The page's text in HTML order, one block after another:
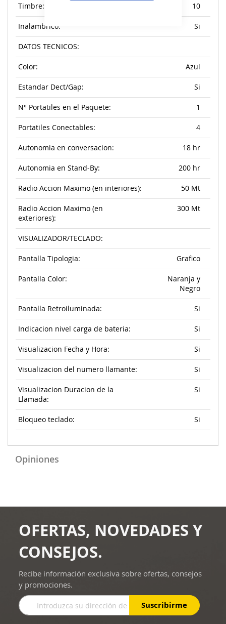
Timbre: 10
Inalambrico: Si
DATOS TECNICOS:
Color: Azul
Estandar Dect/Gap: Si
N° Portatiles en el Paquete: 1
Portatiles Conectables: 4
Autonomia en conversacion: 18 hr
Autonomia en Stand-By: 200 hr
Radio Accion Maximo (en interiores): 50 Mt
Radio Accion Maximo (en
exteriores):
300 Mt
VISUALIZADOR/TECLADO:
Pantalla Tipologia: Grafico
Pantalla Color:
Naranja y
Negro
Pantalla Retroiluminada: Si
Indicacion nivel carga de bateria: Si
Visualizacion Fecha y Hora: Si
Visualizacion del numero llamante: Si
Visualizacion Duracion de la
Llamada:
Si
Bloqueo teclado: Si
Opiniones
OFERTAS, NOVEDADES Y
CONSEJOS.
Recibe información exclusiva sobre ofertas, consejos
y promociones.
Inscríbase
a
Suscribirme